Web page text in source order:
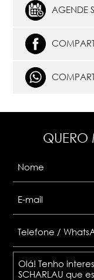
AGENDE
QUERO